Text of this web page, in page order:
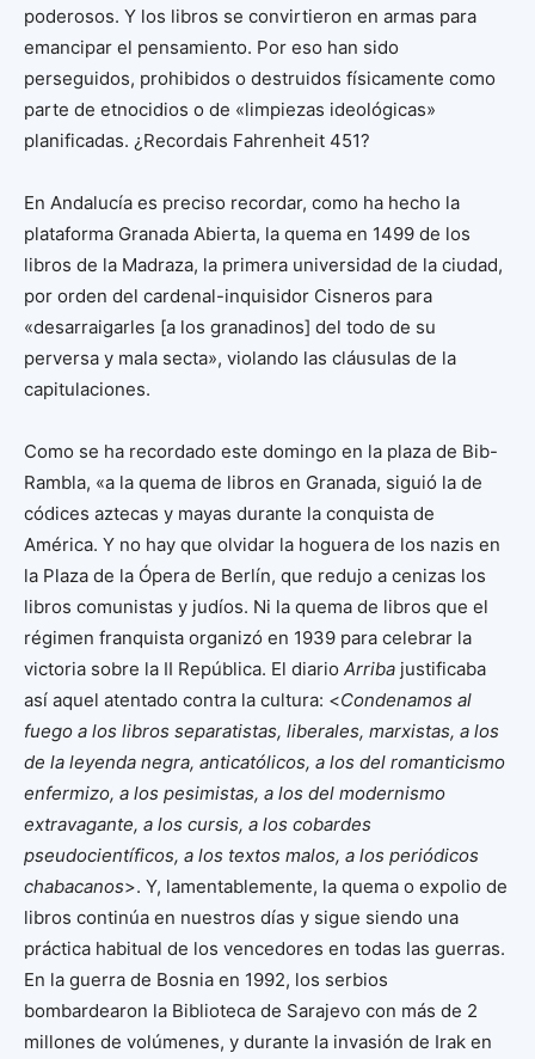
poderosos. Y los libros se convirtieron en armas para
emancipar el pensamiento. Por eso han sido
perseguidos, prohibidos o destruidos físicamente como
parte de etnocidios o de «limpiezas ideológicas»
planificadas. ¿Recordais Fahrenheit 451?
En Andalucía es preciso recordar, como ha hecho la
plataforma Granada Abierta, la quema en 1499 de los
libros de la Madraza, la primera universidad de la ciudad,
por orden del cardenal-inquisidor Cisneros para
«desarraigarles [a los granadinos] del todo de su
perversa y mala secta», violando las cláusulas de la
capitulaciones.
Como se ha recordado este domingo en la plaza de Bib-
Rambla, «a la quema de libros en Granada, siguió la de
códices aztecas y mayas durante la conquista de
América. Y no hay que olvidar la hoguera de los nazis en
la Plaza de la Ópera de Berlín, que redujo a cenizas los
libros comunistas y judíos. Ni la quema de libros que el
régimen franquista organizó en 1939 para celebrar la
victoria sobre la II República. El diario Arriba justificaba
así aquel atentado contra la cultura: <Condenamos al
fuego a los libros separatistas, liberales, marxistas, a los
de la leyenda negra, anticatólicos, a los del romanticismo
enfermizo, a los pesimistas, a los del modernismo
extravagante, a los cursis, a los cobardes
pseudocientíficos, a los textos malos, a los periódicos
chabacanos>. Y, lamentablemente, la quema o expolio de
libros continúa en nuestros días y sigue siendo una
práctica habitual de los vencedores en todas las guerras.
En la guerra de Bosnia en 1992, los serbios
bombardearon la Biblioteca de Sarajevo con más de 2
millones de volúmenes, y durante la invasión de Irak en